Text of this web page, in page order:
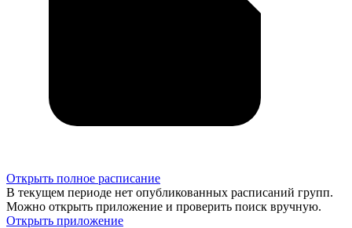
Открыть полное расписание
В текущем периоде нет опубликованных расписаний групп.
Можно открыть приложение и проверить поиск вручную.
Открыть приложение